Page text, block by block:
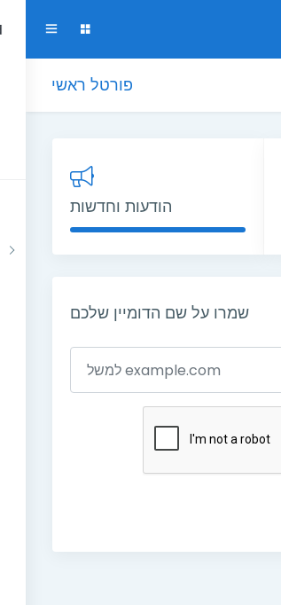
פורטל ראשי
הודעות וחדשות
שמרו על שם הדומיין שלכם